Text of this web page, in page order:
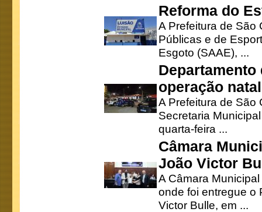
Reforma do
A Prefeitura de São
Públicas e de
Esgoto (SAAE), ...
operação
A Prefeitura de São
Secretaria
quarta-feira ...
Câmara
João Victor
A Câmara
onde foi entregue o
Victor Bulle, em ...